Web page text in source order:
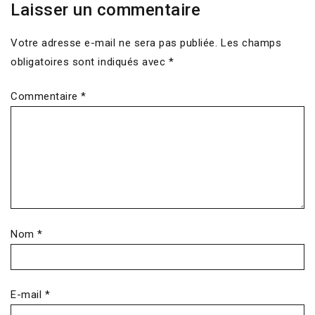
Laisser un commentaire
Votre adresse e-mail ne sera pas publiée. Les champs
obligatoires sont indiqués avec *
Commentaire*
Nom*
E-mail *